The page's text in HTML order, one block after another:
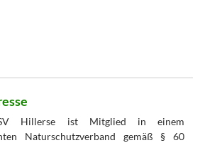
Hillerse ist Mitglied in einem
Naturschutzverband gemäß § 60